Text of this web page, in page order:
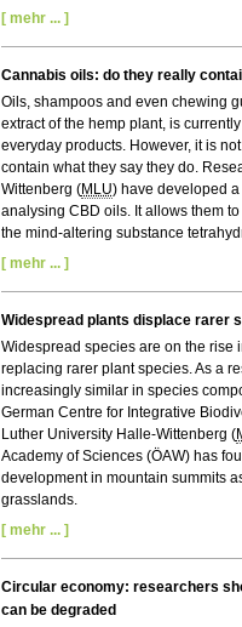
[ mehr ... ]
Cannabis oils: do they really
Oils, shampoos and even chewing
extract of the hemp plant, is
everyday products. However, it is
contain what they say they do.
Wittenberg (MLU) have developed
analysing CBD oils. It allows them
the mind-altering substance
[ mehr ... ]
Widespread plants displace rarer
Widespread species are on the rise
replacing rarer plant species. As a
increasingly similar in species
German Centre for Integrative
Luther University Halle-Wittenberg (
Academy of Sciences (ÖAW) has
development in mountain summits
grasslands.
[ mehr ... ]
Circular economy: researchers
can be degraded